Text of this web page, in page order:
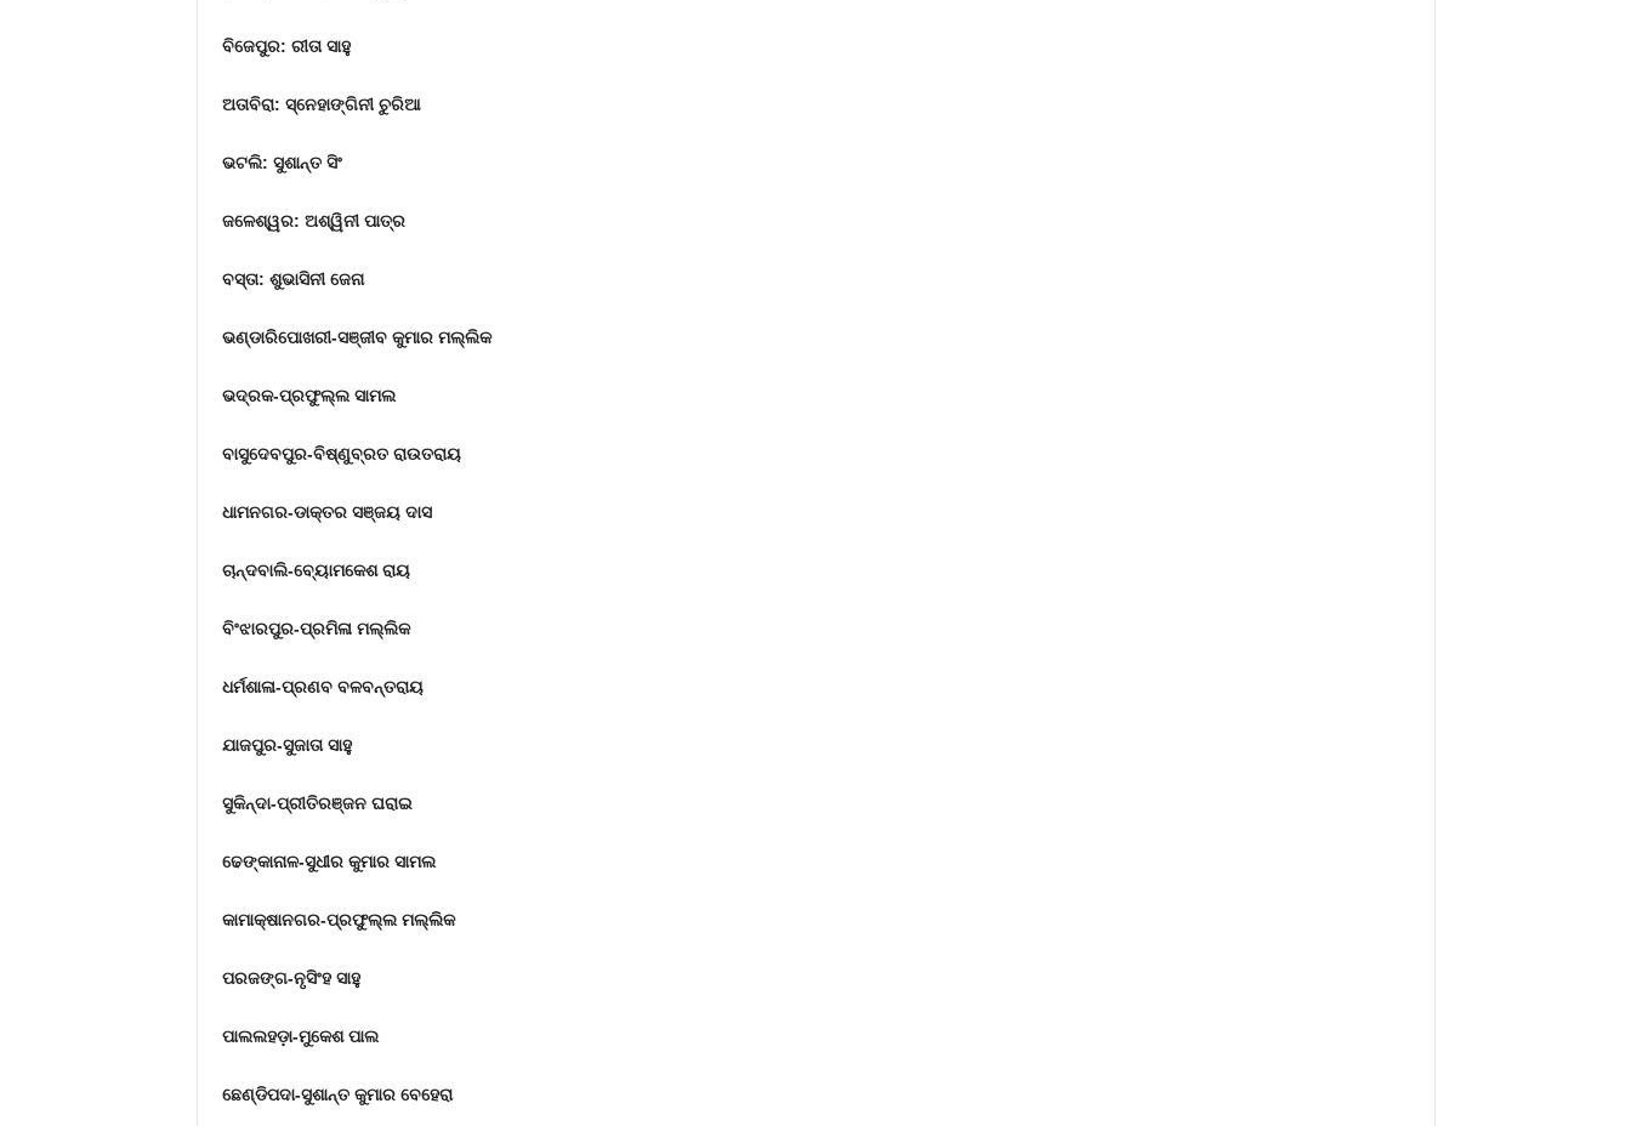
ବିଜେପୁର: ରୀତା ସାହୁ
ଅତାବିରା: ସ୍ନେହାଙ୍ଗିନୀ ଚୁରିଆ
ଭଟଲି: ସୁଶାନ୍ତ ସିଂ
ଜଳେଶ୍ୱର: ଅଶ୍ୱିନୀ ପାତ୍ର
ବସ୍ତା: ଶୁଭାସିନୀ ଜେନା
ଭଣ୍ଡାରିପୋଖରୀ-ସଞ୍ଜୀବ କୁମାର ମଲ୍ଲିକ
ଭଦ୍ରକ-ପ୍ରଫୁଲ୍ଲ ସାମଲ
ବାସୁଦେବପୁର-ବିଷ୍ଣୁବ୍ରତ ରାଉତରାୟ
ଧାମନଗର-ଡାକ୍ତର ସଞ୍ଜୟ ଦାସ
ଚାନ୍ଦବାଲି-ବ୍ୟୋମକେଶ ରାୟ
ବିଂଝାରପୁର-ପ୍ରମିଳା ମଲ୍ଲିକ
ଧର୍ମଶାଳା-ପ୍ରଣବ ବଳବନ୍ତରାୟ
ଯାଜପୁର-ସୁଜାତା ସାହୁ
ସୁକିନ୍ଦା-ପ୍ରୀତିରଞ୍ଜନ ଘରାଇ
ଢେଙ୍କାନାଳ-ସୁଧୀର କୁମାର ସାମଲ
କାମାକ୍ଷାନଗର-ପ୍ରଫୁଲ୍ଲ ମଲ୍ଲିକ
ପରଜଙ୍ଗ-ନୃସିଂହ ସାହୁ
ପାଲଲହଡ଼ା-ମୁକେଶ ପାଲ
ଛେଣ୍ଡିପଦା-ସୁଶାନ୍ତ କୁମାର ବେହେରା